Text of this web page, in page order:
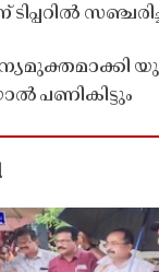
പണികിട്ടും